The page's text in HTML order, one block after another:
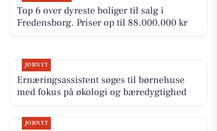
Top 6 over dyreste boliger til salg i
Fredensborg. Priser op til 88.000.000 kr
JOBNYT
Ernæringsassistent søges til børnehuse
med fokus på økologi og bæredygtighed
JOBNYT